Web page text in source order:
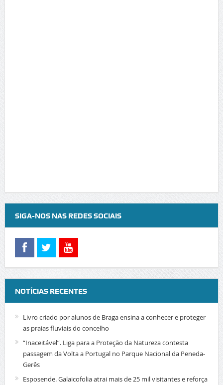
SIGA-NOS NAS REDES SOCIAIS
NOTÍCIAS RECENTES
Livro criado por alunos de Braga ensina a conhecer e proteger
as praias fluviais do concelho
“Inaceitável”. Liga para a Proteção da Natureza contesta
passagem da Volta a Portugal no Parque Nacional da Peneda-
Gerês
Esposende. Galaicofolia atrai mais de 25 mil visitantes e reforça